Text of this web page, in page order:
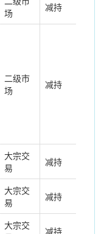
场
减持
二级市
场
减持
大宗交
易
减持
大宗交
易
减持
大宗交
减持